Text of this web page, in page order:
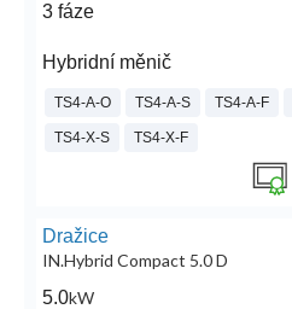
3 fáze
Hybridní měnič
TS4-A-O TS4-A-S TS4-A-F
TS4-X-S TS4-X-F
Dražice
IN.Hybrid Compact 5.0 D
5.0kW